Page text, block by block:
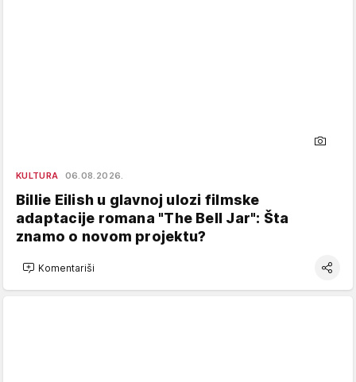
KULTURA 06.08.2026.
Billie Eilish u glavnoj ulozi filmske
adaptacije romana "The Bell Jar": Šta
znamo o novom projektu?
Komentariši